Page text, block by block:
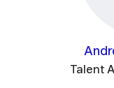
Talent